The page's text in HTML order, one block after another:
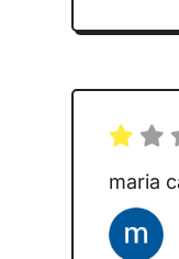
maria